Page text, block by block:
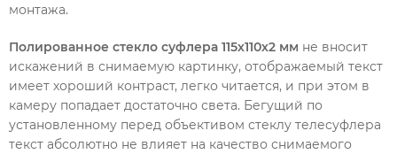
монтажа.
Полированное стекло суфлера 115х110х2 мм не вносит
искажений в снимаемую картинку, отображаемый текст
имеет хороший контраст, легко читается, и при этом в
камеру попадает достаточно света. Бегущий по
установленному перед объективом стеклу телесуфлера
текст абсолютно не влияет на качество снимаемого